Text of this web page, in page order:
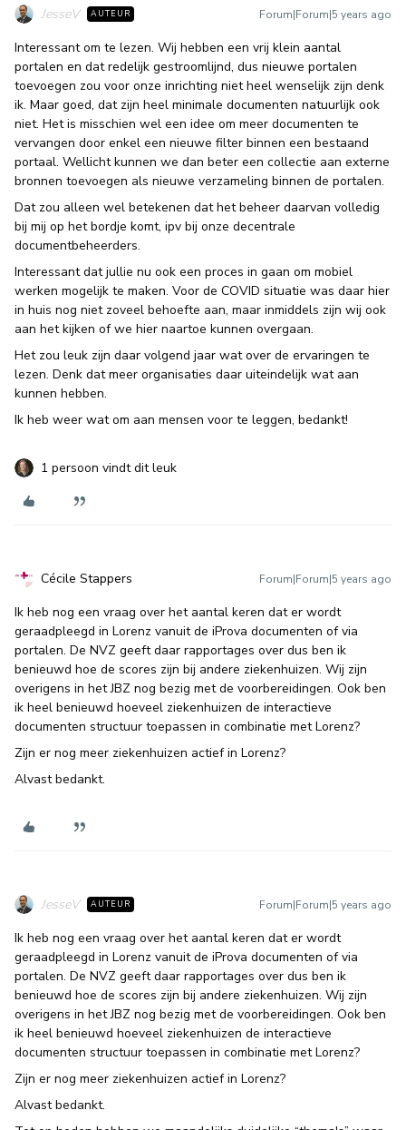
JesseV AUTEUR Forum|Forum|5 years ago
Interessant om te lezen. Wij hebben een vrij klein aantal
portalen en dat redelijk gestroomlijnd, dus nieuwe portalen
toevoegen zou voor onze inrichting niet heel wenselijk zijn denk
ik. Maar goed, dat zijn heel minimale documenten natuurlijk ook
niet. Het is misschien wel een idee om meer documenten te
vervangen door enkel een nieuwe filter binnen een bestaand
portaal. Wellicht kunnen we dan beter een collectie aan externe
bronnen toevoegen als nieuwe verzameling binnen de portalen.
Dat zou alleen wel betekenen dat het beheer daarvan volledig
bij mij op het bordje komt, ipv bij onze decentrale
documentbeheerders.
Interessant dat jullie nu ook een proces in gaan om mobiel
werken mogelijk te maken. Voor de COVID situatie was daar hier
in huis nog niet zoveel behoefte aan, maar inmiddels zijn wij ook
aan het kijken of we hier naartoe kunnen overgaan.
Het zou leuk zijn daar volgend jaar wat over de ervaringen te
lezen. Denk dat meer organisaties daar uiteindelijk wat aan
kunnen hebben.
Ik heb weer wat om aan mensen voor te leggen, bedankt!
1 persoon vindt dit leuk
Cécile Stappers Forum|Forum|5 years ago
Ik heb nog een vraag over het aantal keren dat er wordt
geraadpleegd in Lorenz vanuit de iProva documenten of via
portalen. De NVZ geeft daar rapportages over dus ben ik
benieuwd hoe de scores zijn bij andere ziekenhuizen. Wij zijn
overigens in het JBZ nog bezig met de voorbereidingen. Ook ben
ik heel benieuwd hoeveel ziekenhuizen de interactieve
documenten structuur toepassen in combinatie met Lorenz?
Zijn er nog meer ziekenhuizen actief in Lorenz?
Alvast bedankt.
JesseV AUTEUR Forum|Forum|5 years ago
Ik heb nog een vraag over het aantal keren dat er wordt
geraadpleegd in Lorenz vanuit de iProva documenten of via
portalen. De NVZ geeft daar rapportages over dus ben ik
benieuwd hoe de scores zijn bij andere ziekenhuizen. Wij zijn
overigens in het JBZ nog bezig met de voorbereidingen. Ook ben
ik heel benieuwd hoeveel ziekenhuizen de interactieve
documenten structuur toepassen in combinatie met Lorenz?
Zijn er nog meer ziekenhuizen actief in Lorenz?
Alvast bedankt.